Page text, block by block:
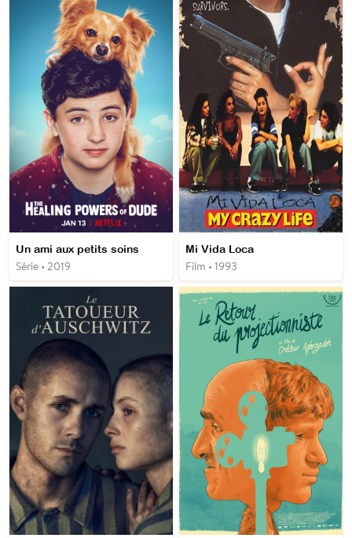
Un ami aux petits soins
Série • 2019
Mi Vida Loca
Film • 1993